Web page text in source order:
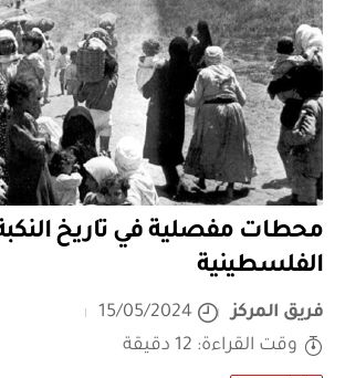
محطات مفصلية في تاريخ النكبة
الفلسطينية
فريق المركز
15/05/2024
وقت القراءة: 12 دقيقة